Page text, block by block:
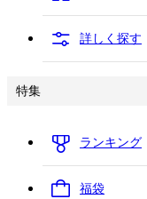
詳しく探す
特集
ランキング
福袋